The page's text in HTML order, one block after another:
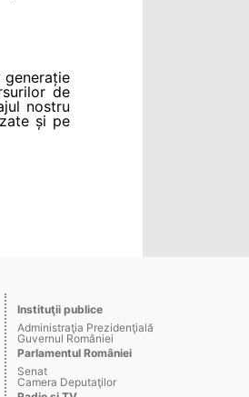
de
nostru
și pe
Instituţii publice
Administraţia Prezidenţială
Guvernul României
Parlamentul României
Senat
Camera Deputaţilor